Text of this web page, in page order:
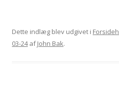
Dette indlæg blev udgivet i
03-24afJohn Bak.